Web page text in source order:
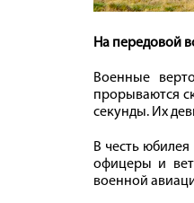
На передовой
Военные
прорываются
секунды. Их
В честь
офицеры и
военной